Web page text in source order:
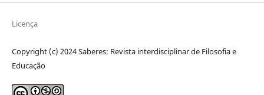
Licença
Copyright (c) 2024 Saberes: Revista interdisciplinar de Filosofia e
Educação